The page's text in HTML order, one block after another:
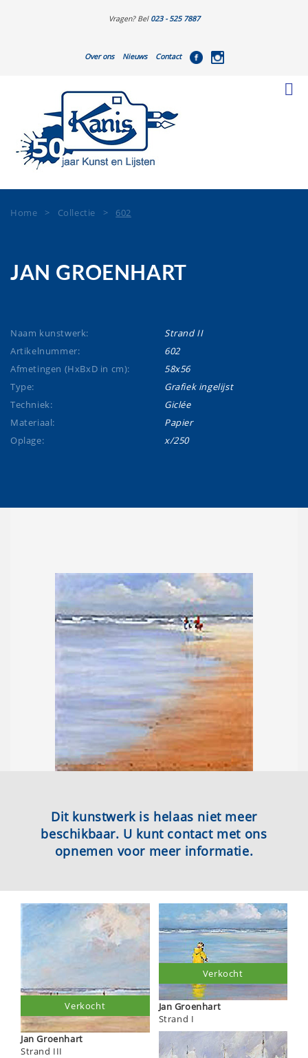
Vragen? Bel 023 - 525 7887
Over ons Nieuws Contact
Home > Collectie > 602
JAN GROENHART
Naam kunstwerk:
Strand II
Artikelnummer:
602
Afmetingen (HxBxD in cm):
58x56
Type:
Grafiek ingelijst
Techniek:
Giclée
Materiaal:
Papier
Oplage:
x/250
Dit kunstwerk is helaas niet meer
beschikbaar. U kunt contact met ons
opnemen voor meer informatie.
Jan Groenhart
Strand III
Verkocht
Jan Groenhart
Strand I
Verkocht